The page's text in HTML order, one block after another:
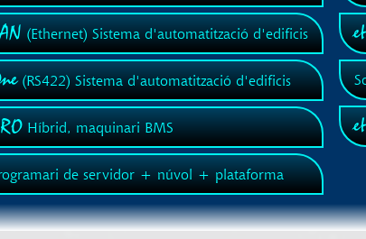
(Ethernet) Sistema d'automatització d'edificis
(RS422) Sistema d'automatització d'edificis
Híbrid, maquinari BMS
de servidor + núvol + plataforma